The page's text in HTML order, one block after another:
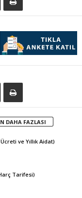
DAHA FAZLASI
ve Yıllık Aidat)
Tarifesi)